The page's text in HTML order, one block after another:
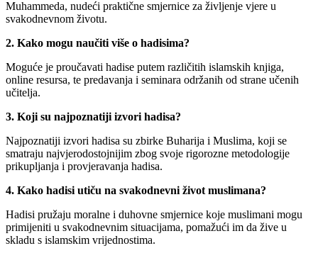
Muhammeda, nudeći praktične smjernice za življenje vjere u
svakodnevnom životu.
2. Kako mogu naučiti više o hadisima?
Moguće je proučavati hadise putem različitih islamskih knjiga,
online resursa, te predavanja i seminara održanih od strane učenih
učitelja.
3. Koji su najpoznatiji izvori hadisa?
Najpoznatiji izvori hadisa su zbirke Buharija i Muslima, koji se
smatraju najvjerodostojnijim zbog svoje rigorozne metodologije
prikupljanja i provjeravanja hadisa.
4. Kako hadisi utiču na svakodnevni život muslimana?
Hadisi pružaju moralne i duhovne smjernice koje muslimani mogu
primijeniti u svakodnevnim situacijama, pomažući im da žive u
skladu s islamskim vrijednostima.